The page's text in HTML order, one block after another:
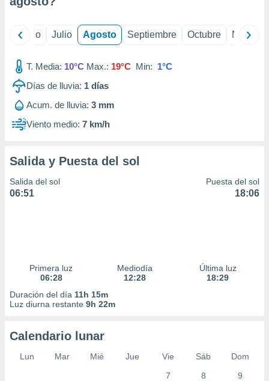
mediante
publicidad
publicidad
1199
Junio Julio Agosto Septiembre Octubre
T. Media: 10°C Max.: 19°C Min: 1°C
Días de lluvia: 1 días
Acum. de lluvia: 3 mm
Viento medio: 7 km/h
Salida y Puesta del sol
Salida del sol
06:51
Puesta del sol
18:06
Primera luz
06:28
Mediodía
12:28
Última luz
18:29
Duración del día 11h 15m
Luz diurna restante 9h 22m
Calendario lunar
Lun Mar Mié Jue Vie Sáb
Dom
7
8 9